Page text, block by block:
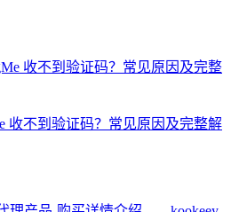
收不到验证码？常见原因及完整解